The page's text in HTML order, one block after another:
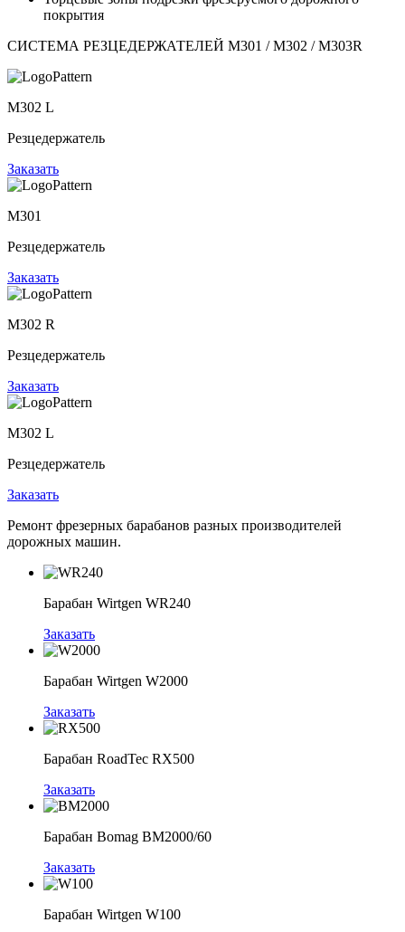
покрытия
СИСТЕМА РЕЗЦЕДЕРЖАТЕЛЕЙ М301 / М302 / М303R
M302 L
Резцедержатель
Заказать
M301
Резцедержатель
Заказать
M302 R
Резцедержатель
Заказать
M302 L
Резцедержатель
Заказать
Ремонт фрезерных барабанов разных производителей
дорожных машин.
Барабан Wirtgen WR240
Заказать
Барабан Wirtgen W2000
Заказать
Барабан RoadTec RX500
Заказать
Барабан Bomag BM2000/60
Заказать
Барабан Wirtgen W100